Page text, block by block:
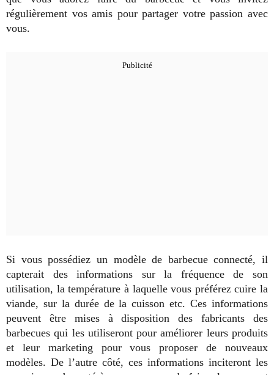
régulièrement vos amis pour partager votre passion avec
vous.
Si vous possédiez un modèle de barbecue connecté, il
capterait des informations sur la fréquence de son
utilisation, la température à laquelle vous préférez cuire la
viande, sur la durée de la cuisson etc. Ces informations
peuvent être mises à disposition des fabricants des
barbecues qui les utiliseront pour améliorer leurs produits
et leur marketing pour vous proposer de nouveaux
modèles. De l’autre côté, ces informations inciteront les